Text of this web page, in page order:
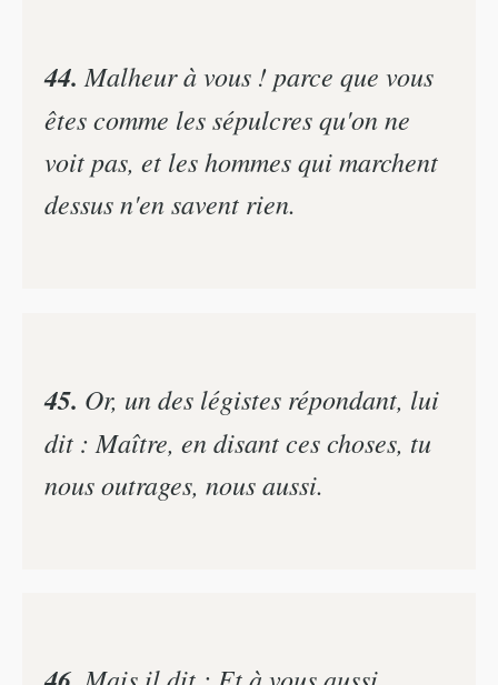
44. Malheur à vous ! parce que vous
êtes comme les sépulcres qu'on ne
voit pas, et les hommes qui marchent
dessus n'en savent rien.
45. Or, un des légistes répondant, lui
dit : Maître, en disant ces choses, tu
nous outrages, nous aussi.